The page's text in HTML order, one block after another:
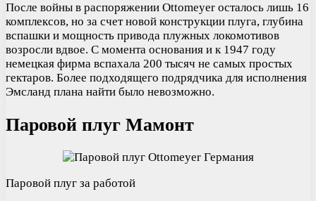
После войны в распоряжении Ottomeyer осталось лишь 16
комплексов, но за счет новой конструкции плуга, глубина
вспашки и мощность привода плужных локомотивов
возросли вдвое. С момента основания и к 1947 году
немецкая фирма вспахала 200 тысяч не самых простых
гектаров. Более подходящего подрядчика для исполнения
Эмсланд плана найти было невозможно.
Паровой плуг Мамонт
Паровой плуг за работой